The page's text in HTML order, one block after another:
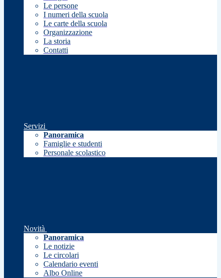
Le persone
I numeri della scuola
Le carte della scuola
Organizzazione
La storia
Contatti
Servizi
Panoramica
Famiglie e studenti
Personale scolastico
Novità
Panoramica
Le notizie
Le circolari
Calendario eventi
Albo Online